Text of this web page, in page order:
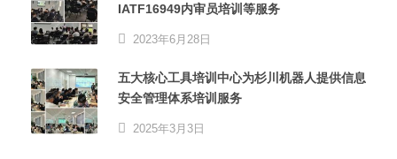
IATF16949内审员培训等服务
2023年6月28日
五大核心工具培训中心为杉川机器人提供信息
安全管理体系培训服务
2025年3月3日